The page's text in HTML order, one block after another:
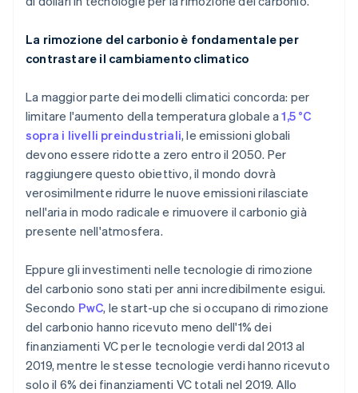
La rimozione del carbonio è fondamentale per
contrastare il cambiamento climatico
La maggior parte dei modelli climatici concorda: per
limitare l'aumento della temperatura globale a1,5 °C
sopra i livelli preindustriali, le emissioni globali
devono essere ridotte a zero entro il 2050. Per
raggiungere questo obiettivo, il mondo dovrà
verosimilmente ridurre le nuove emissioni rilasciate
nell'aria in modo radicale e rimuovere il carbonio già
presente nell'atmosfera.
Eppure gli investimenti nelle tecnologie di rimozione
del carbonio sono stati per anni incredibilmente esigui.
Secondo PwC, le start-up che si occupano di rimozione
del carbonio hanno ricevuto meno dell'1% dei
finanziamenti VC per le tecnologie verdi dal 2013 al
2019, mentre le stesse tecnologie verdi hanno ricevuto
solo il 6% dei finanziamenti VC totali nel 2019. Allo